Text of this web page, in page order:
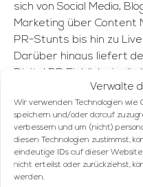
Verwalte
Wir verwenden Technologien wie
speichern und/oder darauf
verbessern und um (nicht)
diesen Technologien zustimmst,
eindeutige IDs auf dieser
nicht erteilst oder zurückziehst,
werden.
sich von Social Media,
Marketing über Content
PR-Stunts bis hin zu
Darüber hinaus liefert
Digital PR Einblicke in die
kreativsten und
Österreichs. Die
rekrutieren sich unter
Unternehmen:
Seefeld, FUTURA,
Communications,